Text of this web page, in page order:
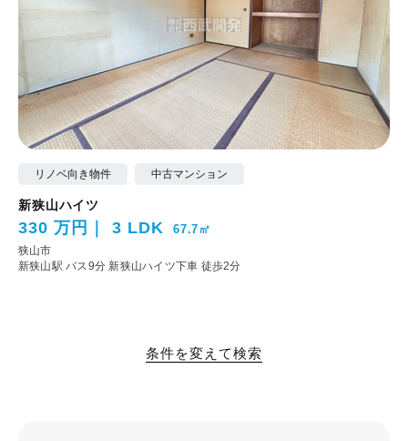
リノベ向き物件 中古マンション
新狭山ハイツ
330 万円 3 LDK 67.7㎡
狭山市
新狭山駅 バス9分 新狭山ハイツ下車 徒歩2分
条件を変えて検索